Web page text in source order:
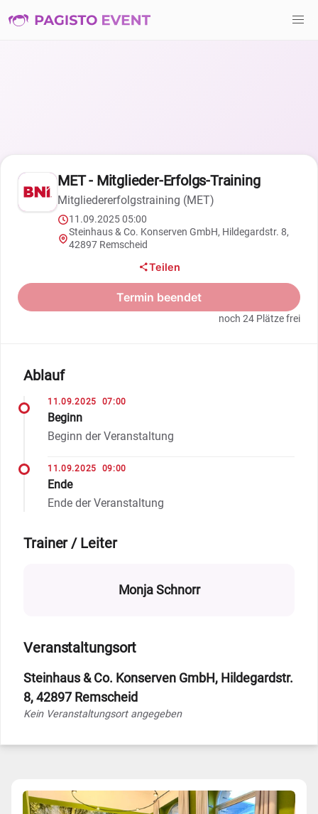
MET - Mitglieder-Erfolgs-Training
Mitgliedererfolgstraining (MET)
11.09.2025 05:00
Steinhaus & Co. Konserven GmbH, Hildegardstr. 8,
42897 Remscheid
Teilen
Termin beendet
noch 24 Plätze frei
Ablauf
11.09.2025 07:00
Beginn
Beginn der Veranstaltung
11.09.2025 09:00
Ende
Ende der Veranstaltung
Trainer / Leiter
Monja Schnorr
Veranstaltungsort
Steinhaus & Co. Konserven GmbH, Hildegardstr.
8, 42897 Remscheid
Kein Veranstaltungsort angegeben